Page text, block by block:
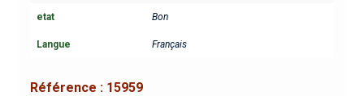
etat Bon
Langue Français
Référence : 15959